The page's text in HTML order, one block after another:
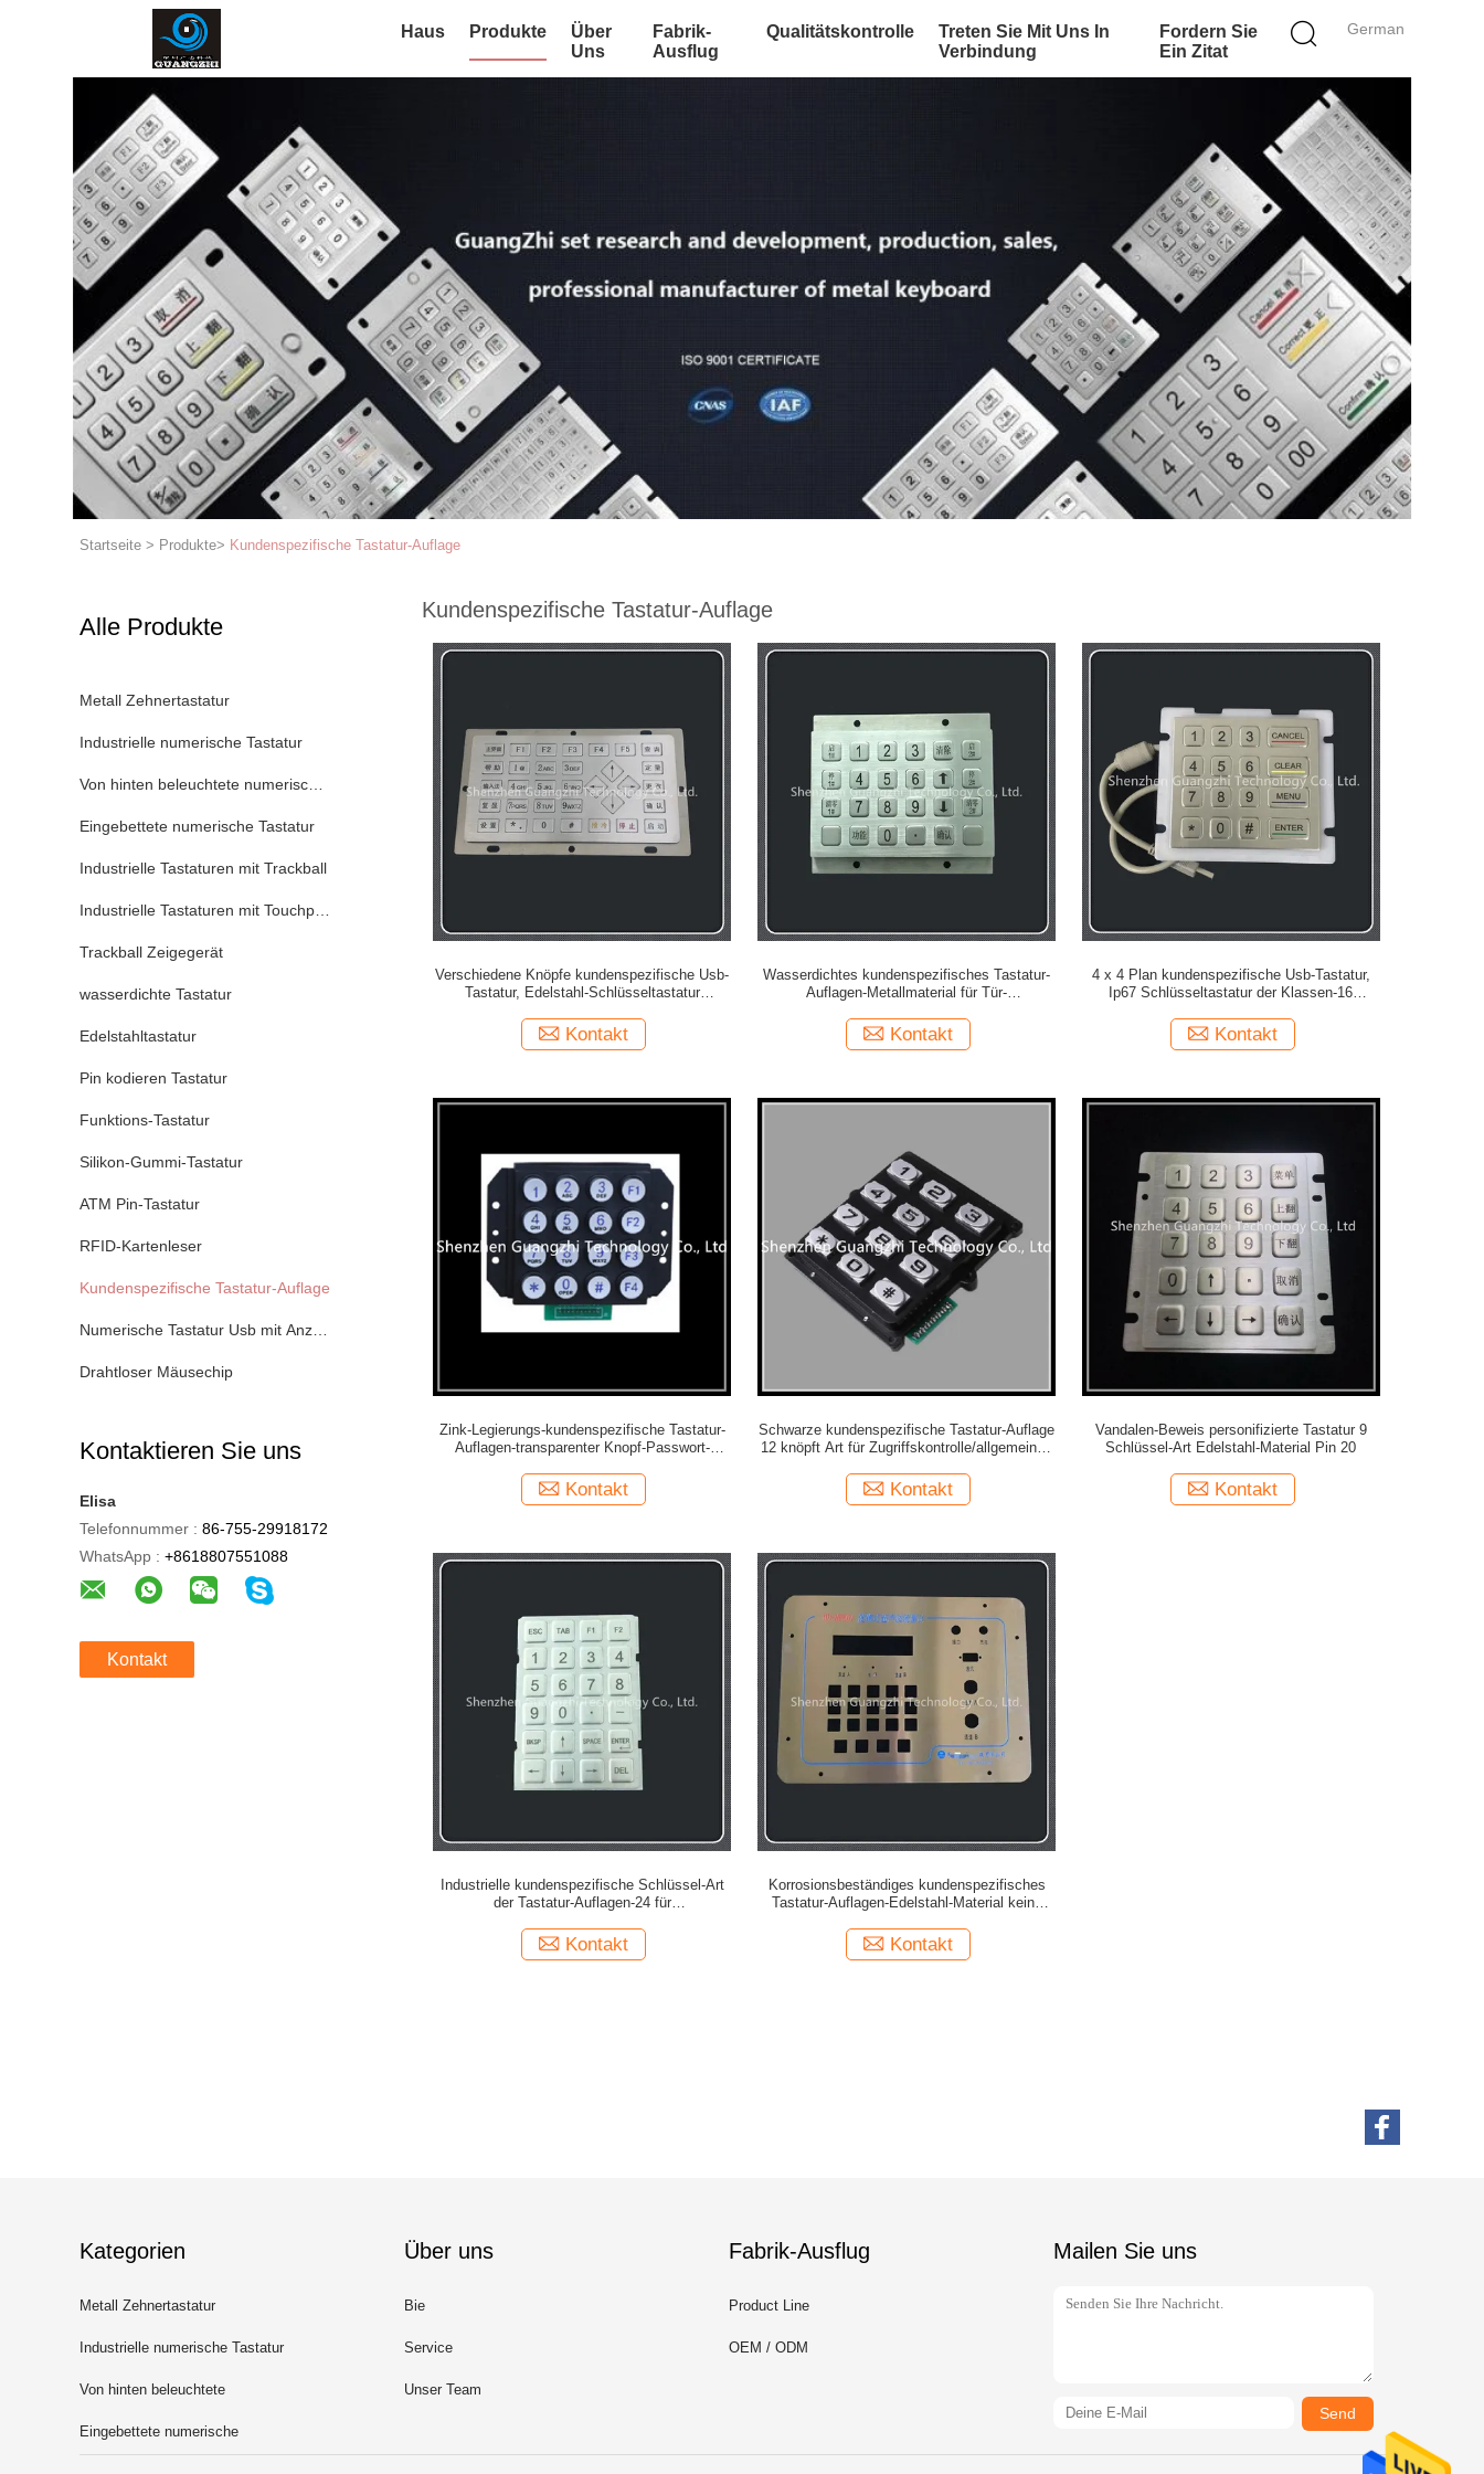
German
Haus Produkte
Über
Uns
Fabrik-
Ausflug
Qualitätskontrolle
Treten Sie Mit Uns In
Verbindung
Fordern Sie
Ein Zitat
Startseite > Produkte> Kundenspezifische Tastatur-Auflage
Alle Produkte
Metall Zehnertastatur
Industrielle numerische Tastatur
Von hinten beleuchtete numerische Tastatur
Eingebettete numerische Tastatur
Industrielle Tastaturen mit Trackball
Industrielle Tastaturen mit Touchpad
Trackball Zeigegerät
wasserdichte Tastatur
Edelstahltastatur
Pin kodieren Tastatur
Funktions-Tastatur
Silikon-Gummi-Tastatur
ATM Pin-Tastatur
RFID-Kartenleser
Kundenspezifische Tastatur-Auflage
Numerische Tastatur Usb mit Anzeige
Drahtloser Mäusechip
Kontaktieren Sie uns
Elisa
Telefonnummer : 86-755-29918172
WhatsApp : +8618807551088
Kontakt
Kundenspezifische Tastatur-Auflage
Verschiedene Knöpfe kundenspezifische Usb-
Tastatur, Edelstahl-Schlüsseltastatur
Kontakt
Wasserdichtes kundenspezifisches Tastatur-
Auflagen-Metallmaterial für Tür-
Kontakt
4 x 4 Plan kundenspezifische Usb-Tastatur,
Ip67 Schlüsseltastatur der Klassen-16
Kontakt
Zink-Legierungs-kundenspezifische Tastatur-
Auflagen-transparenter Knopf-Passwort-
Kontakt
Schwarze kundenspezifische Tastatur-Auflage
12 knöpft Art für Zugriffskontrolle/allgemeines
Kontakt
Vandalen-Beweis personifizierte Tastatur 9
Schlüssel-Art Edelstahl-Material Pin 20
Kontakt
Industrielle kundenspezifische Schlüssel-Art
der Tastatur-Auflagen-24 für
Kontakt
Korrosionsbeständiges kundenspezifisches
Tastatur-Auflagen-Edelstahl-Material keine
Kontakt
Kategorien
Metall Zehnertastatur
Industrielle numerische Tastatur
Von hinten beleuchtete
numerische Tastatur
Eingebettete numerische
Über uns
Bie
Service
Unser Team
Fabrik-Ausflug
Product Line
OEM / ODM
Mailen Sie uns
Send